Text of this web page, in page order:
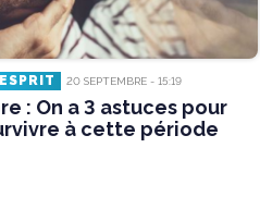
20 SEPTEMBRE - 15:19
: On a 3 astuces pour
à cette période